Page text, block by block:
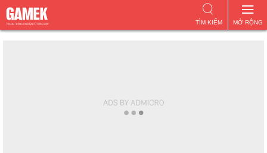
MỞ RỘNG
TÌM KIẾM